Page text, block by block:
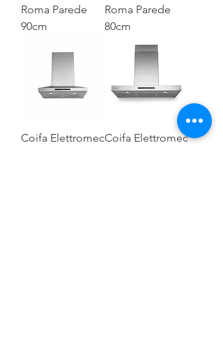
Roma Parede
90cm
Roma Parede
80cm
Coifa ElettromecCoifa Elettromec